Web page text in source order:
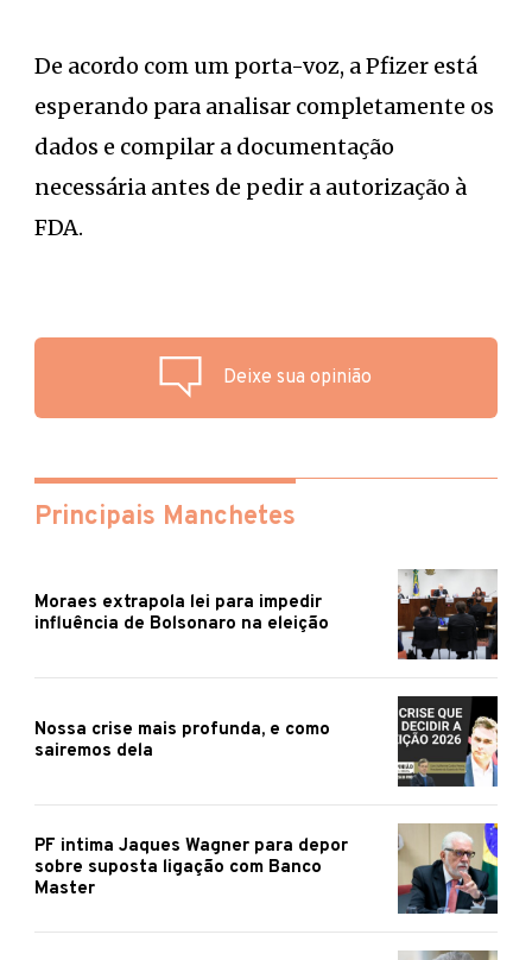
De acordo com um porta-voz, a Pfizer está
esperando para analisar completamente os
dados e compilar a documentação
necessária antes de pedir a autorização à
FDA.
Deixe sua opinião
Principais Manchetes
Moraes extrapola lei para impedir
influência de Bolsonaro na eleição
Nossa crise mais profunda, e como
sairemos dela
PF intima Jaques Wagner para depor
sobre suposta ligação com Banco
Master